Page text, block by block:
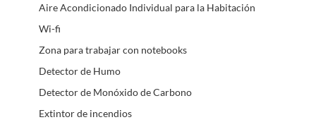
Aire Acondicionado Individual para la Habitación
Wi-fi
Zona para trabajar con notebooks
Detector de Humo
Detector de Monóxido de Carbono
Extintor de incendios